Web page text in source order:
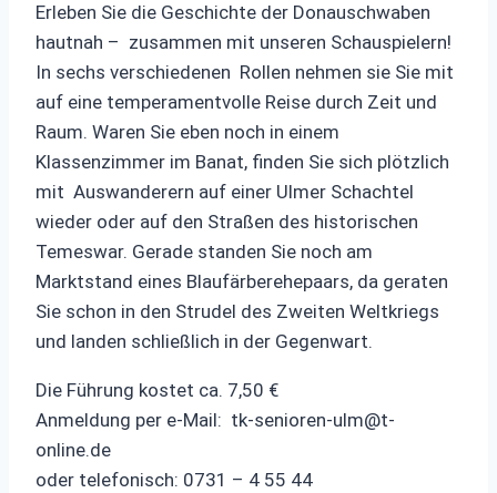
Erleben Sie die Geschichte der Donauschwaben
hautnah – zusammen mit unseren Schauspielern!
In sechs verschiedenen Rollen nehmen sie Sie mit
auf eine temperamentvolle Reise durch Zeit und
Raum. Waren Sie eben noch in einem
Klassenzimmer im Banat, finden Sie sich plötzlich
mit Auswanderern auf einer Ulmer Schachtel
wieder oder auf den Straßen des historischen
Temeswar. Gerade standen Sie noch am
Marktstand eines Blaufärberehepaars, da geraten
Sie schon in den Strudel des Zweiten Weltkriegs
und landen schließlich in der Gegenwart.
Die Führung kostet ca. 7,50 €
Anmeldung per e-Mail: tk-senioren-ulm@t-
online.de
oder telefonisch: 0731 – 4 55 44